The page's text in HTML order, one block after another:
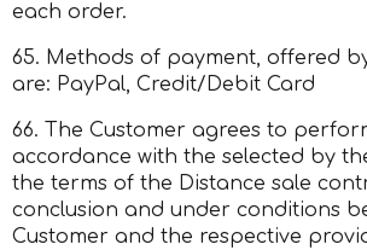
each order.
65. Methods of payment, offered by
are: PayPal, Credit/Debit Card
66. The Customer agrees to
accordance with the selected by
the terms of the Distance sale
conclusion and under conditions
Customer and the respective